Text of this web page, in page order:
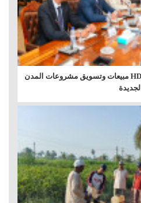
وزيرة الإسكان تتابع مع شركة HDP مبيعات وتسويق مشروعات المدن
الجديدة